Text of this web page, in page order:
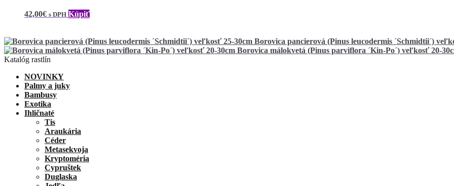
42,00€ s DPH Kúpiť
Borovica pancierová (Pinus leucodermis ´Schmidtii´)
Borovica málokvetá (Pinus parviflora ´Kin-Po´) veľkosť 20-
Katalóg rastlín
NOVINKY
Palmy a juky
Bambusy
Exotika
Ihličnaté
Tis
Araukária
Céder
Metasekvoja
Kryptoméria
Cypruštek
Duglaska